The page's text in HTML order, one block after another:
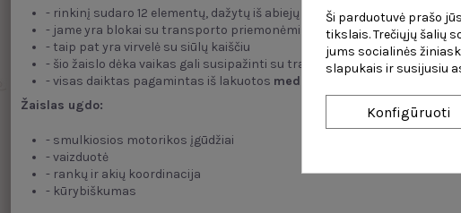
- rinkinį sudaro 12 elementų, dažytų iš abiejų pusių
- jame yra blokai su transporto priemonėmis
- taip pat yra virvelė su siūlų kaiščiu
- šio žaislo dėka vaikas gali susipažinti su transporto priemonių tipais
- visas daiktas pagamintas iš lakuotos medienos
Žaislas ugdo:
- smulkiosios motorikos įgūdžiai
- vaizduotė
- rankų ir akių koordinacija
- kūrybiškumas
Ši parduotuvė prašo
tikslais. Trečiųjų šalių
jums socialinės
slapukais ir susijusiu
Konfigūruoti